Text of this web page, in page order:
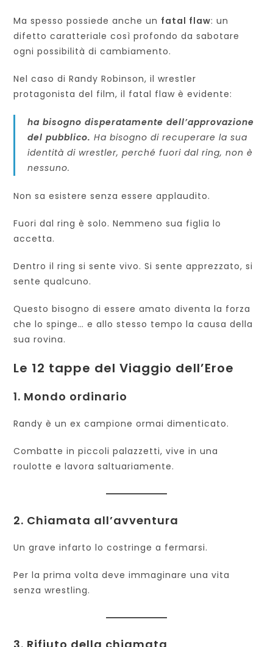
Ma spesso possiede anche un fatal flaw: un
difetto caratteriale così profondo da sabotare
ogni possibilità di cambiamento.
Nel caso di Randy Robinson, il wrestler
protagonista del film, il fatal flaw è evidente:
ha bisogno disperatamente dell’approvazione
del pubblico. Ha bisogno di recuperare la sua
identità di wrestler, perché fuori dal ring, non è
nessuno.
Non sa esistere senza essere applaudito.
Fuori dal ring è solo. Nemmeno sua figlia lo
accetta.
Dentro il ring si sente vivo. Si sente apprezzato, si
sente qualcuno.
Questo bisogno di essere amato diventa la forza
che lo spinge… e allo stesso tempo la causa della
sua rovina.
Le 12 tappe del Viaggio dell’Eroe
1. Mondo ordinario
Randy è un ex campione ormai dimenticato.
Combatte in piccoli palazzetti, vive in una
roulotte e lavora saltuariamente.
2. Chiamata all’avventura
Un grave infarto lo costringe a fermarsi.
Per la prima volta deve immaginare una vita
senza wrestling.